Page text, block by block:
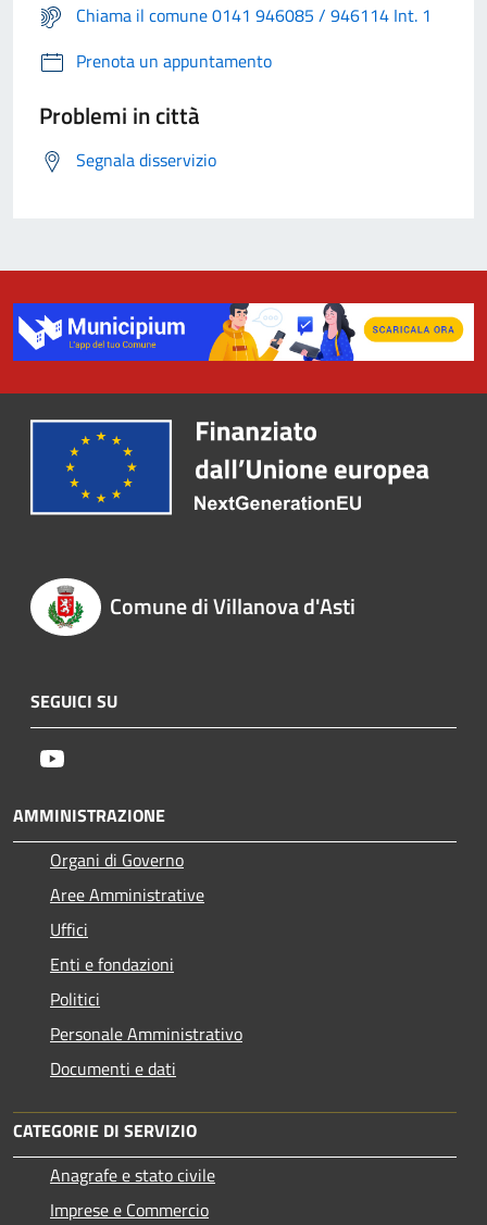
Chiama il comune 0141 946085 / 946114 Int. 1
Prenota un appuntamento
Problemi in città
Segnala disservizio
Comune di Villanova d'Asti
SEGUICI SU
AMMINISTRAZIONE
Organi di Governo
Aree Amministrative
Uffici
Enti e fondazioni
Politici
Personale Amministrativo
Documenti e dati
CATEGORIE DI SERVIZIO
Anagrafe e stato civile
Imprese e Commercio